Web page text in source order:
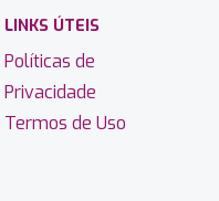
LINKS ÚTEIS
Políticas de
Privacidade
Termos de Uso